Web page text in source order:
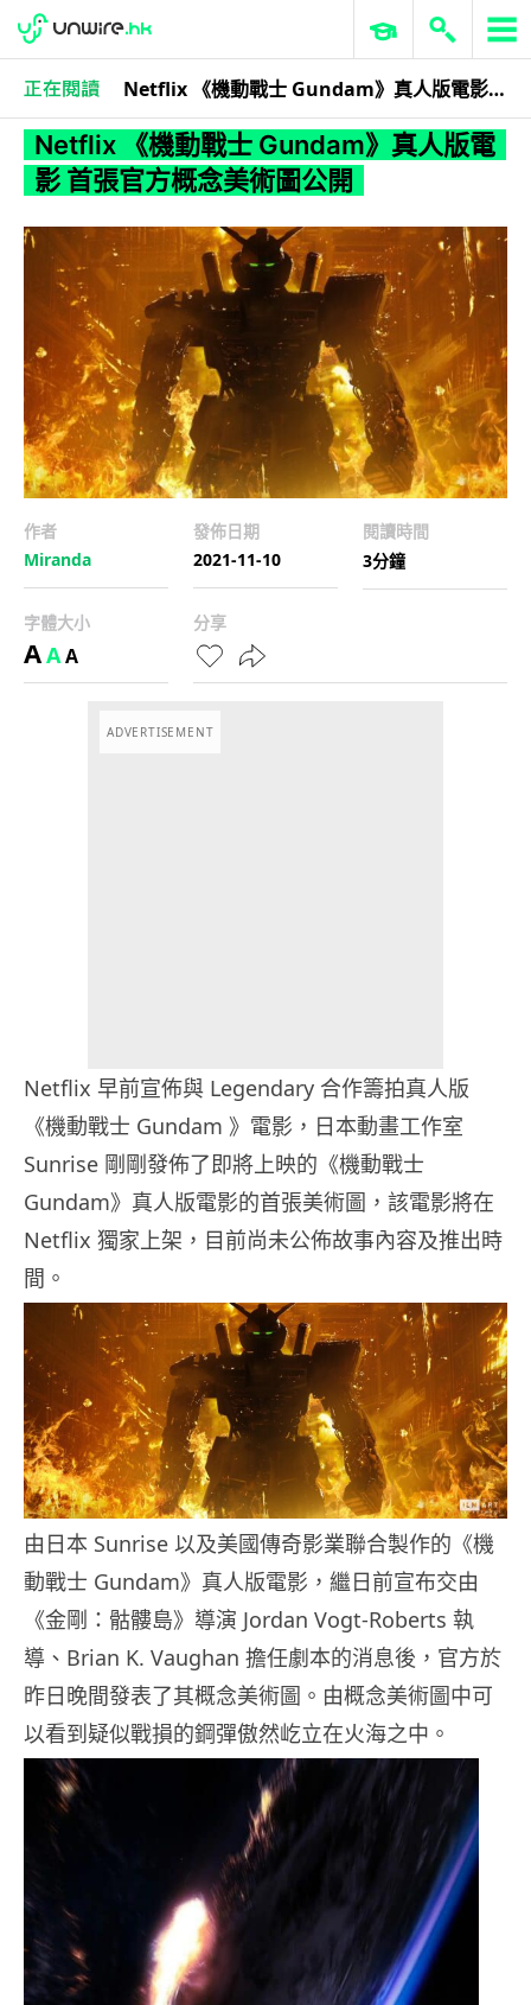
Netflix 《機動戰士 Gundam》真人版電影 首張官方概念美術圖公開
科技娛樂 生活娛樂
Netflix 《機動戰士 Gundam》真人版電
影 首張官方概念美術圖公開
作者
Miranda
發佈日期
2021-11-10
閱讀時間
3分鐘
字體大小
AAA
分享
ADVERTISEMENT
Netflix 早前宣佈與 Legendary 合作籌拍真人版
《機動戰士 Gundam 》電影，日本動畫工作室
Sunrise 剛剛發佈了即將上映的《機動戰士
Gundam》真人版電影的首張美術圖，該電影將在
Netflix 獨家上架，目前尚未公佈故事內容及推出時
間。
由日本 Sunrise 以及美國傳奇影業聯合製作的《機
動戰士 Gundam》真人版電影，繼日前宣布交由
《金剛：骷髏島》導演 Jordan Vogt-Roberts 執
導、Brian K. Vaughan 擔任劇本的消息後，官方於
昨日晚間發表了其概念美術圖。由概念美術圖中可
以看到疑似戰損的鋼彈傲然屹立在火海之中。